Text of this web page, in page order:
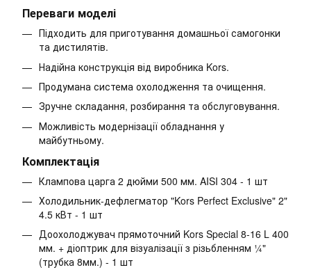
Переваги моделі
Підходить для приготування домашньої самогонки
та дистилятів.
Надійна конструкція від виробника Kors.
Продумана система охолодження та очищення.
Зручне складання, розбирання та обслуговування.
Можливість модернізації обладнання у
майбутньому.
Комплектація
Клампова царга 2 дюйми 500 мм. AISI 304 - 1 шт
Холодильник-дефлегматор "Kors Perfect Exclusive" 2"
4.5 кВт - 1 шт
Доохолоджувач прямоточний Kors Special 8-16 L 400
мм. + діоптрик для візуалізації з різьбленням ¼"
(трубка 8мм.) - 1 шт